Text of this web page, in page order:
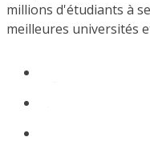
millions d'étudiants à
meilleures universités